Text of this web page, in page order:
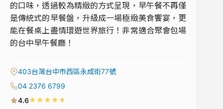
的口味，透過較為精緻的方式呈現，早午餐不再僅
是傳統式的早餐盤，升級成一場極緻美食饗宴，更
能在餐桌上盡情環遊世界旅行！非常適合聚會包場
的台中早午餐廳！
403台灣台中市西區永成街77號
04 2376 6799
4.6★★★★★